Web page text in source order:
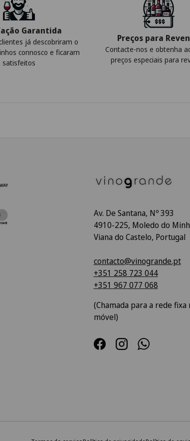
Garantida
já descobriram o
connosco e ficaram
satisfeitos
Preços para
Contacte-nos e obtenha
preços especiais para
Av. De Santana, Nº 393
4910-225, Moledo do
Viana do Castelo, Portugal
contacto@vinogrande.pt
+351 258 723 044
+351 967 077 068
(Chamada para a rede fixa
móvel)
FacebookInstagramWhatsApp